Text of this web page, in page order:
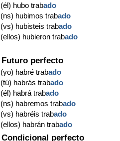
(él) hubo trabado
(ns) hubimos trabado
(vs) hubisteis trabado
(ellos) hubieron trabado
Futuro perfecto
(yo) habré trabado
(tú) habrás trabado
(él) habrá trabado
(ns) habremos trabado
(vs) habréis trabado
(ellos) habrán trabado
Condicional perfecto